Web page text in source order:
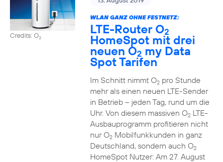
Credits: O2
WLAN GANZ OHNE FESTNETZ:
LTE-Router O2
HomeSpot mit drei
neuen O2 my Data
Spot Tarifen
Im Schnitt nimmt O2pro Stunde
mehr als einen neuen LTE-Sender
in Betrieb – jeden Tag, rund um die
Uhr. Von diesem massiven O2LTE-
Ausbauprogramm profitieren nicht
nur O2Mobilfunkkunden in ganz
Deutschland, sondern auch O2
HomeSpot Nutzer: Am 27. August